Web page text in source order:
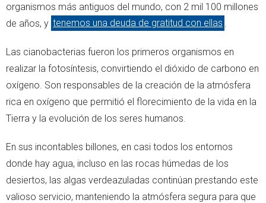
organismos más antiguos del mundo, con 2 mil 100 millones
de años, y tenemos una deuda de gratitud con ellas
Las cianobacterias fueron los primeros organismos en
realizar la fotosíntesis, convirtiendo el dióxido de carbono en
oxígeno. Son responsables de la creación de la atmósfera
rica en oxígeno que permitió el florecimiento de la vida en la
Tierra y la evolución de los seres humanos.
En sus incontables billones, en casi todos los entornos
donde hay agua, incluso en las rocas húmedas de los
desiertos, las algas verdeazuladas continúan prestando este
valioso servicio, manteniendo la atmósfera segura para que